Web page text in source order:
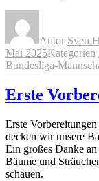
Autor Sven
Mai 2025Kategorien
Bundesliga-
Erste
Erste
decken wir unsere
Ein großes Danke
Bäume und
schauen.